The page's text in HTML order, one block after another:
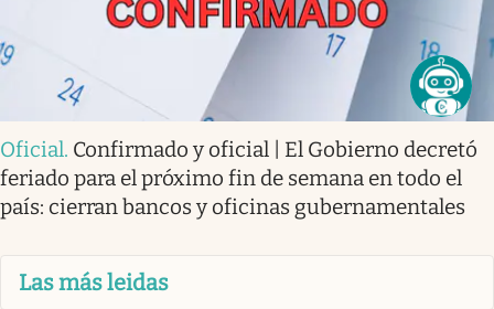
Oficial. Confirmado y oficial | El Gobierno decretó
feriado para el próximo fin de semana en todo el
país: cierran bancos y oficinas gubernamentales
Las más leidas